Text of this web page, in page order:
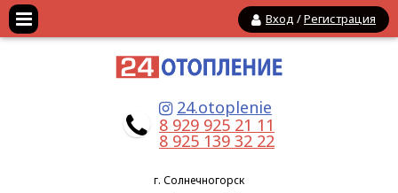
Вход /Регистрация
24.otoplenie
8 929 925 21 11
8 925 139 32 22
г. Солнечногорск